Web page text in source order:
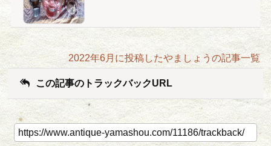
2022年6月に投稿したやましょうの記事一覧
この記事のトラックバックURL